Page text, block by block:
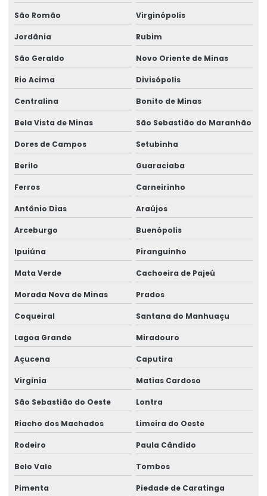
São Romão Virginópolis
Jordânia Rubim
São Geraldo Novo Oriente de Minas
Rio Acima Divisópolis
Centralina Bonito de Minas
Bela Vista de Minas São Sebastião do Maranhão
Dores de Campos Setubinha
Berilo Guaraciaba
Ferros Carneirinho
Antônio Dias Araújos
Arceburgo Buenópolis
Ipuiúna Piranguinho
Mata Verde Cachoeira de Pajeú
Morada Nova de Minas Prados
Coqueiral Santana do Manhuaçu
Lagoa Grande Miradouro
Açucena Caputira
Virgínia Matias Cardoso
São Sebastião do Oeste Lontra
Riacho dos Machados Limeira do Oeste
Rodeiro Paula Cândido
Belo Vale Tombos
Pimenta Piedade de Caratinga